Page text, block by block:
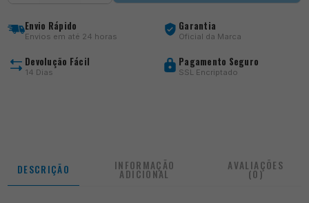
EtangEnvio Rápido
Envios em até 24 horas
Garantia
Oficial da Marca
Devolução Fácil
14 Dias
Pagamento Seguro
SSL Encriptado
DESCRIÇÃO INFORMAÇÃO
ADICIONAL
AVALIAÇÕES
(0)